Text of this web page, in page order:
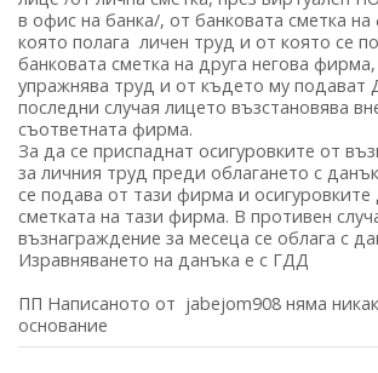
в офис на банка/, от банковата сметка
която полага личен труд и от която се
банковата сметка на друга негова
упражнява труд и от където му подават
последни случая лицето възстановява
съответната фирма.
За да се приспаднат осигуровките от
за личния труд преди облагането с
се подава от тази фирма и осигуровките
сметката на тази фирма. В противен
възнаграждение за месеца се облага с
Изравняването на данъка е с ГДД
ПП Написаното от jabejom908 няма
основание